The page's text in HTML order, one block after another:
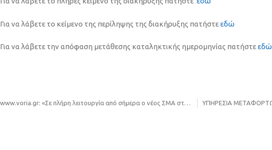
Για να λάβετε το κείμενο της περίληψης της διακήρυξης πατήστεεδώ
Για να λάβετε την απόφαση μετάθεσης καταληκτικής ημερομηνίας πατήστεεδώ